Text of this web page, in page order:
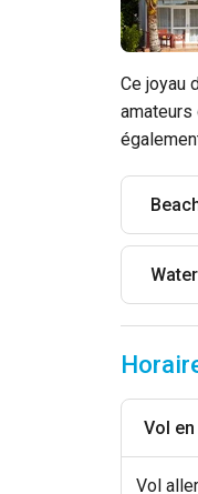
Ce joyau
Vol
Vol aller